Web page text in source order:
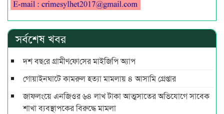
সর্বশেষ খবর
দশ বছ‌রে গ্রামীণ‌ফো‌সের মাইজিপি অ্যাপ
গোয়াইনঘাটে কামরুল হত্যা মামলায় ৪ আসামি গ্রেপ্তার
জাফলংয়ে এনজিওর ৬৪ লাখ টাকা আত্মসাতের অভিযোগে সাবেক
শাখা ব্যবস্থাপকের বিরুদ্ধে মামলা